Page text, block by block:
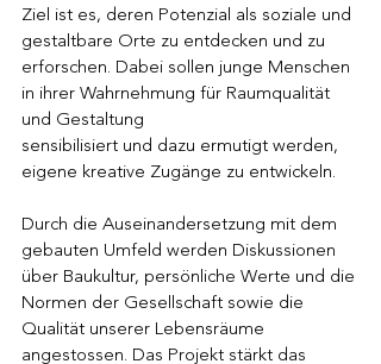
Ziel ist es, deren Potenzial als soziale und
gestaltbare Orte zu entdecken und zu
erforschen. Dabei sollen junge Menschen
in ihrer Wahrnehmung für Raumqualität
und Gestaltung
sensibilisiert und dazu ermutigt werden,
eigene kreative Zugänge zu entwickeln.
Durch die Auseinandersetzung mit dem
gebauten Umfeld werden Diskussionen
über Baukultur, persönliche Werte und die
Normen der Gesellschaft sowie die
Qualität unserer Lebensräume
angestossen. Das Projekt stärkt das